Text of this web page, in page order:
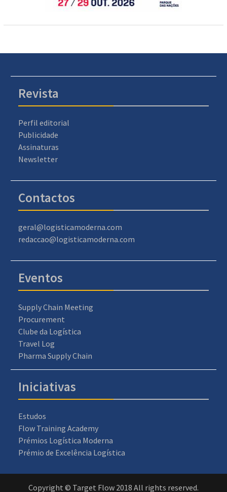
Revista
Perfil editorial
Publicidade
Assinaturas
Newsletter
Contactos
geral@logisticamoderna.com
redaccao@logisticamoderna.com
Eventos
Supply Chain Meeting
Procurement
Clube da Logística
Travel Log
Pharma Supply Chain
Iniciativas
Estudos
Flow Training Academy
Prémios Logística Moderna
Prémio de Excelência Logística
Copyright © Target Flow 2018 All rights reserved.